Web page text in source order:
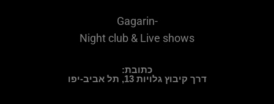
Gagarin-
Night club & Live shows
כתובת:
דרך קיבוץ גלויות 13, תל אביב-יפו